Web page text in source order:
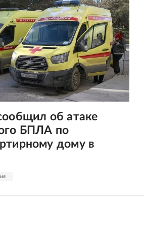
об атаке
БПЛА по
дому в